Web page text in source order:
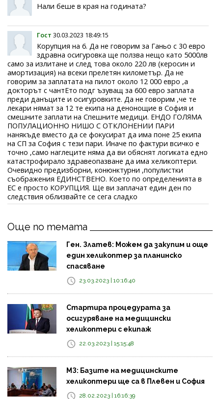
Нали беше в края на годината?
Гост 30.03.2023 18:49:15
Корупция на 6. Да не говорим за Ганьо с 30 евро
здравна осигуровка ще ползва нещо като 5000лв
само за излитане и след това около 220 лв (керосин и
амортизация) на всеки прелетян километър. Да не
говорим за заплатата на пилот около 12 000 евро ,а
докторът с чантЕто подг ъзуващ за 600 евро заплата
преди данъците и осигуровките. Да не говорим ,че те
лекари нямат за 12 те екипа на денонощие в София и
смешните заплати на Спешните медици. ЕНДО ГОЛЯМА
ПОПУЛАЦИОННО НИШО С ОТКЛОНЕНИИ ПАРИ
нанякъде вместо да се фокусират да има поне 25 екипа
на СП за София с тези пари. Иначе по фактури всичко е
точно ,само наглеците няма да ви обяснят логиката едно
катастрофирало здравеопазване да има хеликоптери.
Очевидно предизборни, конюнктурни ,популистки
съображения ЕДИНСТВЕНО. Което по определенията в
ЕС е просто КОРУПЦИЯ. Ще ви заплачат един ден по
следствия облизвайте се сега сладко
Още по темата
Ген. Златев: Можем да закупим и още
един хеликоптер за планинско
спасяване
23.03.2023 | 10:16:40
Стартира процедурата за
осигуряване на медицински
хеликоптери с екипаж
22.03.2023 | 15:15:48
МЗ: Базите на медицинските
хеликоптери ще са в Плевен и София
28.02.2023 | 16:16:39